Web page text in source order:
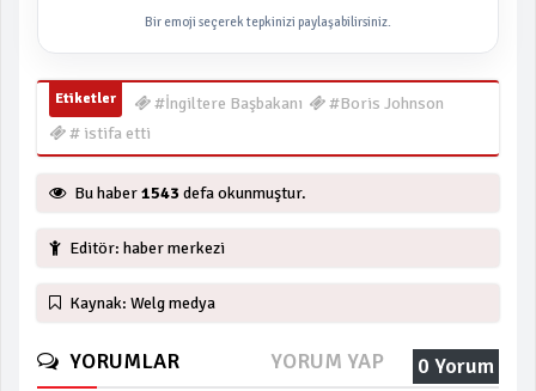
Bir emoji seçerek tepkinizi paylaşabilirsiniz.
Etiketler #İngiltere Başbakanı
#Boris Johnson
# istifa etti
Bu haber1543 defa okunmuştur.
Editör: haber merkezi
Kaynak: Welg medya
YORUMLAR 0 Yorum
YORUM YAP